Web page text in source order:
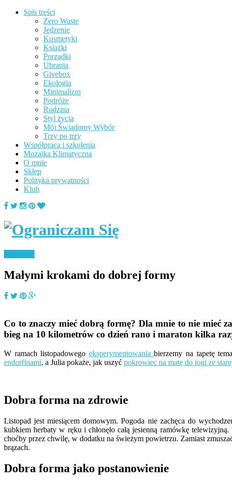
Spis treści
Zero Waste
Jedzenie
Kosmetyki
Książki
Porządki
Ubrania
Givebox
Ekologia
Minimalizm
Podróże
Rodzina
Styl życia
Mój Świadomy Wybór
Trzy po trzy
Współpraca i szkolenia
Mozaika Klimatyczna
O mnie
Sklep
Polityka prywatności
Klub
Małymi krokami do dobrej formy
Co to znaczy mieć dobrą formę? Dla mnie to nie mieć
bieg na 10 kilometrów co dzień rano i maraton kilka
W ramach listopadowego eksperymentowaniabierzemy na tapetę
endorfinami, a Julia pokaże, jak uszyć pokrowiec na matę do jogi ze
Dobra forma na zdrowie
Listopad jest miesiącem domowym. Pogoda nie zachęca do
kubkiem herbaty w ręku i chłonęło całą jesienną ramówkę
choćby przez chwilę, w dodatku na świeżym powietrzu. Zamiast
brązach.
Dobra forma jako postanowienie